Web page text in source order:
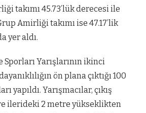
takımı 45.73’lük derecesi ile
Amirliği takımı ise 47.17’lik
yer aldı.
Yarışlarının ikinci
ön plana çıktığı 100
yapıldı. Yarışmacılar, çıkış
ilerideki 2 metre yükseklikten